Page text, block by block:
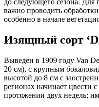
до следующего сезона. Для
важно проводить
особенно в начале
Изящный сорт
Выведен в 1909 году Van
20 см), с крупным
высотой до 8 см с
регионах начинает цвести
протяжении двух недель;